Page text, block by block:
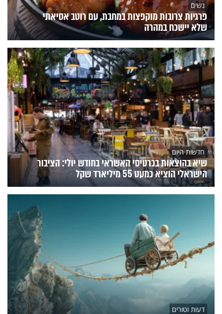
נשים
פרגיות צרובות מוקפצות במחבת, עם רוטב אסיאתי
שלא יישכח במהרה
חדשות היום
שיא בהוצאות בכרטיסי האשראי בחודש יולי: הציבור
הישראלי הוציא כמעט 55 מיליארד שקל
דעות וטורים